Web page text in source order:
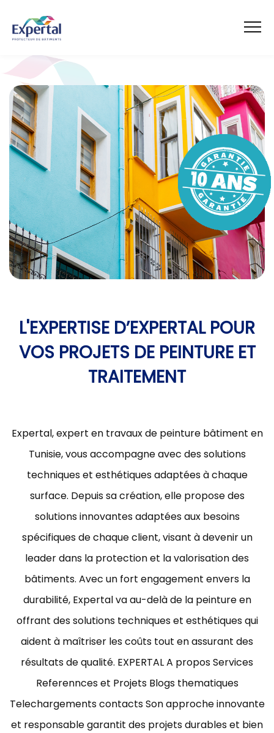
L'EXPERTISE D’EXPERTAL POUR
VOS PROJETS DE PEINTURE ET
TRAITEMENT
Expertal, expert en travaux de peinture bâtiment en
Tunisie, vous accompagne avec des solutions
techniques et esthétiques adaptées à chaque
surface. Depuis sa création, elle propose des
solutions innovantes adaptées aux besoins
spécifiques de chaque client, visant à devenir un
leader dans la protection et la valorisation des
bâtiments. Avec un fort engagement envers la
durabilité, Expertal va au-delà de la peinture en
offrant des solutions techniques et esthétiques qui
aident à maîtriser les coûts tout en assurant des
résultats de qualité. EXPERTAL A propos Services
Referennces et Projets Blogs thematiques
Telechargements contacts Son approche innovante
et responsable garantit des projets durables et bien